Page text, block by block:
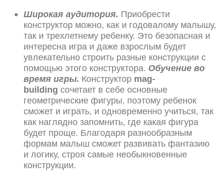
Широкая аудитория. Приобрести
конструктор можно, как и годовалому малышу,
так и трехлетнему ребенку. Это безопасная и
интересна игра и даже взрослым будет
увлекательно строить разные конструкции с
помощью этого конструктора. Обучение во
время игры. Конструктор mag-
building сочетает в себе основные
геометрические фигуры, поэтому ребенок
сможет и играть, и одновременно учиться, так
как наглядно запомнить, где какая фигура
будет проще. Благодаря разнообразным
формам малыш сможет развивать фантазию
и логику, строя самые необыкновенные
конструкции.